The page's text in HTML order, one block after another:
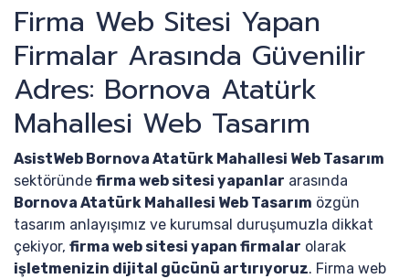
Firma Web Sitesi Yapan
Firmalar Arasında Güvenilir
Adres: Bornova Atatürk
Mahallesi Web Tasarım
AsistWeb Bornova Atatürk Mahallesi Web Tasarım
sektöründe firma web sitesi yapanlar arasında
Bornova Atatürk Mahallesi Web Tasarım özgün
tasarım anlayışımız ve kurumsal duruşumuzla dikkat
çekiyor, firma web sitesi yapan firmalar olarak
işletmenizin dijital gücünü artırıyoruz. Firma web